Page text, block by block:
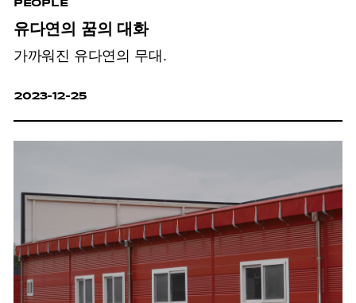
유다연의 꿈의 대화
가까워진 유다연의 무대.
2023-12-25